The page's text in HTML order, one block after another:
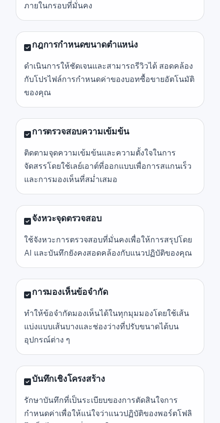
ภายในกรอบที่มั่นคง
กฎการกำหนดขนาดตำแหน่ง
ดำเนินการให้ชัดเจนและสามารถรีวิวได้ สอดคล้อง
กับโปรไฟล์การกำหนดค่าของบอทซื้อขายอัตโนมัติ
ของคุณ
การตรวจสอบความเข้มข้น
ติดตามจุดความเข้มข้นและความตั้งใจในการ
จัดสรรโดยใช้เลย์เอาต์ที่ออกแบบเพื่อการสแกนเร็ว
และการมองเห็นที่สม่ำเสมอ
จังหวะจุดตรวจสอบ
ใช้จังหวะการตรวจสอบที่มั่นคงเพื่อให้การสรุปโดย
AI และบันทึกยังคงสอดคล้องกับแนวปฏิบัติของคุณ
การมองเห็นข้อจำกัด
ทำให้ข้อจำกัดมองเห็นได้ในทุกมุมมองโดยใช้เส้น
แบ่งแบบเส้นบางและช่องว่างที่ปรับขนาดได้บน
อุปกรณ์ต่าง ๆ
บันทึกเชิงโครงสร้าง
รักษาบันทึกที่เป็นระเบียบของการตัดสินใจการ
กำหนดค่าเพื่อให้แน่ใจว่าแนวปฏิบัติของพอร์ตโฟลิ